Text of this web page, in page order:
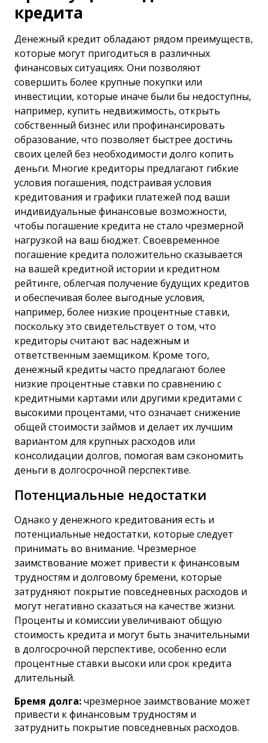
кредита
Денежный кредит обладают рядом преимуществ,
которые могут пригодиться в различных
финансовых ситуациях. Они позволяют
совершить более крупные покупки или
инвестиции, которые иначе были бы недоступны,
например, купить недвижимость, открыть
собственный бизнес или профинансировать
образование, что позволяет быстрее достичь
своих целей без необходимости долго копить
деньги. Многие кредиторы предлагают гибкие
условия погашения, подстраивая условия
кредитования и графики платежей под ваши
индивидуальные финансовые возможности,
чтобы погашение кредита не стало чрезмерной
нагрузкой на ваш бюджет. Своевременное
погашение кредита положительно сказывается
на вашей кредитной истории и кредитном
рейтинге, облегчая получение будущих кредитов
и обеспечивая более выгодные условия,
например, более низкие процентные ставки,
поскольку это свидетельствует о том, что
кредиторы считают вас надежным и
ответственным заемщиком. Кроме того,
денежный кредиты часто предлагают более
низкие процентные ставки по сравнению с
кредитными картами или другими кредитами с
высокими процентами, что означает снижение
общей стоимости займов и делает их лучшим
вариантом для крупных расходов или
консолидации долгов, помогая вам сэкономить
деньги в долгосрочной перспективе.
Потенциальные недостатки
Однако у денежного кредитования есть и
потенциальные недостатки, которые следует
принимать во внимание. Чрезмерное
заимствование может привести к финансовым
трудностям и долговому бремени, которые
затрудняют покрытие повседневных расходов и
могут негативно сказаться на качестве жизни.
Проценты и комиссии увеличивают общую
стоимость кредита и могут быть значительными
в долгосрочной перспективе, особенно если
процентные ставки высоки или срок кредита
длительный.
Бремя долга:чрезмерное заимствование может
привести к финансовым трудностям и
затруднить покрытие повседневных расходов.